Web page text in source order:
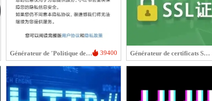
Générateur de 'Politique de confidentialité' pour application 39400 Générateur de certificats SSL auto-signés